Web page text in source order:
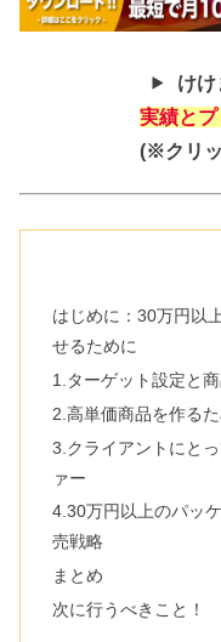
け
実績と
(※クリ
はじめに：30万円以
せるために
1.ターゲット設定と
2.高単価商品を作る
3.クライアントにと
ァー
4.30万円以上のパッ
売戦略
まとめ
次に行うべきこと！